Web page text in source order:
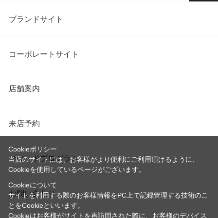
ブランドサイト
コーポレートサイト
店舗案内
来店予約
リワードプログラム
お問い合わせ
Cookieポリシー
当店のサイトには、お客様がより便利にご利用頂けるように、
Cookieを使用しているページがございます。
Cookieについて
サイトを利用する際のお客様情報をPC上で記録管理する技術のこ
とをCookieといいます。
Cookieはお客様がサイトを再訪問された際に、お客様のデバイス